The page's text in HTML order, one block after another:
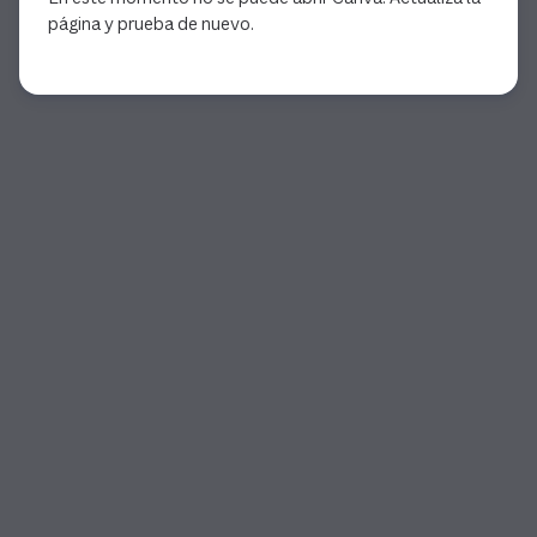
página y prueba de nuevo.